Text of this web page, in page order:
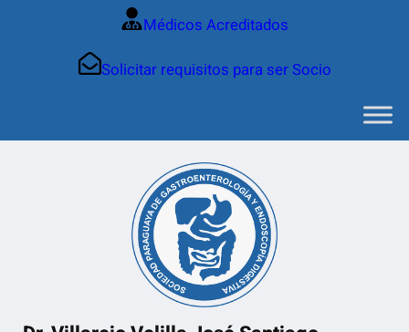
Médicos Acreditados
Solicitar requisitos para ser Socio